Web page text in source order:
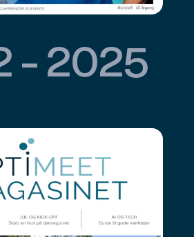
- 2025